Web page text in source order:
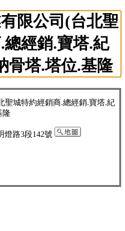
限公司(台北聖
經銷.寶塔.紀
骨塔.塔位.基隆
聖城特約經銷商.總經銷.寶塔.紀
隆
燈路3段142號